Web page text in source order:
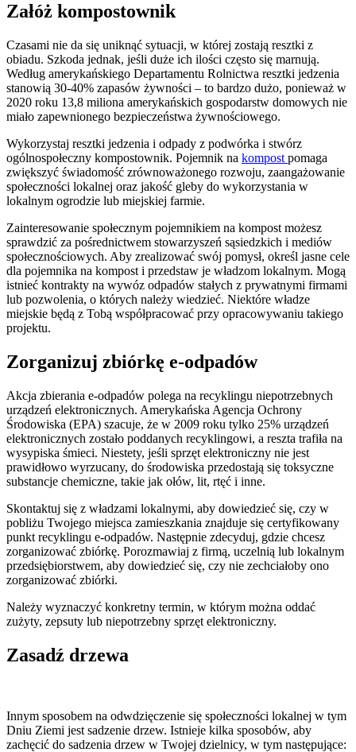
Załóż kompostownik
Czasami nie da się uniknąć sytuacji, w której zostają resztki z
obiadu. Szkoda jednak, jeśli duże ich ilości często się marnują.
Według amerykańskiego Departamentu Rolnictwa resztki jedzenia
stanowią 30-40% zapasów żywności – to bardzo dużo, ponieważ w
2020 roku 13,8 miliona amerykańskich gospodarstw domowych nie
miało zapewnionego bezpieczeństwa żywnościowego.
Wykorzystaj resztki jedzenia i odpady z podwórka i stwórz
ogólnospołeczny kompostownik. Pojemnik na kompost pomaga
zwiększyć świadomość zrównoważonego rozwoju, zaangażowanie
społeczności lokalnej oraz jakość gleby do wykorzystania w
lokalnym ogrodzie lub miejskiej farmie.
Zainteresowanie społecznym pojemnikiem na kompost możesz
sprawdzić za pośrednictwem stowarzyszeń sąsiedzkich i mediów
społecznościowych. Aby zrealizować swój pomysł, określ jasne cele
dla pojemnika na kompost i przedstaw je władzom lokalnym. Mogą
istnieć kontrakty na wywóz odpadów stałych z prywatnymi firmami
lub pozwolenia, o których należy wiedzieć. Niektóre władze
miejskie będą z Tobą współpracować przy opracowywaniu takiego
projektu.
Zorganizuj zbiórkę e-odpadów
Akcja zbierania e-odpadów polega na recyklingu niepotrzebnych
urządzeń elektronicznych. Amerykańska Agencja Ochrony
Środowiska (EPA) szacuje, że w 2009 roku tylko 25% urządzeń
elektronicznych zostało poddanych recyklingowi, a reszta trafiła na
wysypiska śmieci. Niestety, jeśli sprzęt elektroniczny nie jest
prawidłowo wyrzucany, do środowiska przedostają się toksyczne
substancje chemiczne, takie jak ołów, lit, rtęć i inne.
Skontaktuj się z władzami lokalnymi, aby dowiedzieć się, czy w
pobliżu Twojego miejsca zamieszkania znajduje się certyfikowany
punkt recyklingu e-odpadów. Następnie zdecyduj, gdzie chcesz
zorganizować zbiórkę. Porozmawiaj z firmą, uczelnią lub lokalnym
przedsiębiorstwem, aby dowiedzieć się, czy nie zechciałoby ono
zorganizować zbiórki.
Należy wyznaczyć konkretny termin, w którym można oddać
zużyty, zepsuty lub niepotrzebny sprzęt elektroniczny.
Zasadź drzewa
Innym sposobem na odwdzięczenie się społeczności lokalnej w tym
Dniu Ziemi jest sadzenie drzew. Istnieje kilka sposobów, aby
zachęcić do sadzenia drzew w Twojej dzielnicy, w tym następujące: